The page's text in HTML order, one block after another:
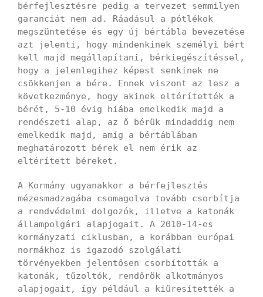
bérfejlesztésre pedig a tervezet semmilyen
garanciát nem ad. Ráadásul a pótlékok
megszüntetése és egy új bértábla bevezetése
azt jelenti, hogy mindenkinek személyi bért
kell majd megállapítani, bérkiegészítéssel,
hogy a jelenlegihez képest senkinek ne
csökkenjen a bére. Ennek viszont az lesz a
következménye, hogy akinek eltérítették a
bérét, 5-10 évig hiába emelkedik majd a
rendészeti alap, az ő bérük mindaddig nem
emelkedik majd, amíg a bértáblában
meghatározott bérek el nem érik az
eltérített béreket.
A Kormány ugyanakkor a bérfejlesztés
mézesmadzagába csomagolva tovább csorbítja
a rendvédelmi dolgozók, illetve a katonák
állampolgári alapjogait. A 2010-14-es
kormányzati ciklusban, a korábban európai
normákhoz is igazodó szolgálati
törvényekben jelentősen csorbították a
katonák, tűzoltók, rendőrök alkotmányos
alapjogait, így például a kiüresítették a